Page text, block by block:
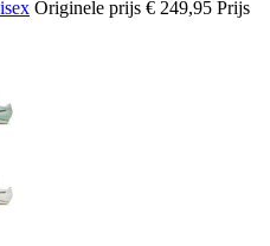
Originele prijs € 249,95 Prijs